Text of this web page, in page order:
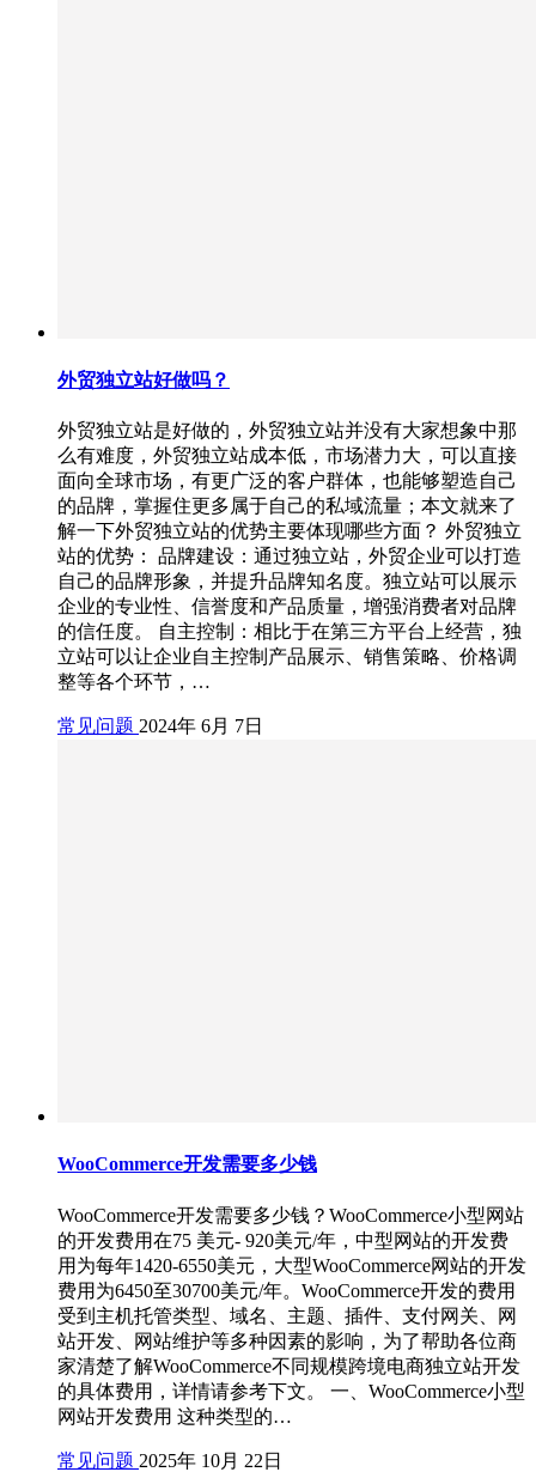
外贸独立站好做吗？
外贸独立站是好做的，外贸独立站并没有大家想象中那
么有难度，外贸独立站成本低，市场潜力大，可以直接
面向全球市场，有更广泛的客户群体，也能够塑造自己
的品牌，掌握住更多属于自己的私域流量；本文就来了
解一下外贸独立站的优势主要体现哪些方面？ 外贸独立
站的优势： 品牌建设：通过独立站，外贸企业可以打造
自己的品牌形象，并提升品牌知名度。独立站可以展示
企业的专业性、信誉度和产品质量，增强消费者对品牌
的信任度。 自主控制：相比于在第三方平台上经营，独
立站可以让企业自主控制产品展示、销售策略、价格调
整等各个环节，…
常见问题 2024年 6月 7日
WooCommerce开发需要多少钱
WooCommerce开发需要多少钱？WooCommerce小型网站
的开发费用在75 美元- 920美元/年，中型网站的开发费
用为每年1420-6550美元，大型WooCommerce网站的开发
费用为6450至30700美元/年。WooCommerce开发的费用
受到主机托管类型、域名、主题、插件、支付网关、网
站开发、网站维护等多种因素的影响，为了帮助各位商
家清楚了解WooCommerce不同规模跨境电商独立站开发
的具体费用，详情请参考下文。 一、WooCommerce小型
网站开发费用 这种类型的…
常见问题 2025年 10月 22日